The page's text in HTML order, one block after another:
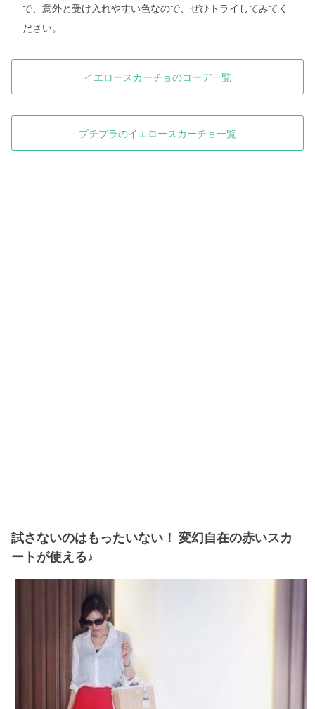
で、意外と受け入れやすい色なので、ぜひトライしてみてく
ださい。
イエロースカーチョのコーデ一覧
プチプラのイエロースカーチョ一覧
試さないのはもったいない！ 変幻自在の赤いスカ
ートが使える♪